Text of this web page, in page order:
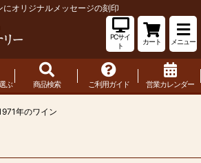
オリジナルメッセージの刻印
PCサイ
ト
カート メニュー
ぶ 商品検索 ご利用ガイド 営業カレンダー
年のワイン